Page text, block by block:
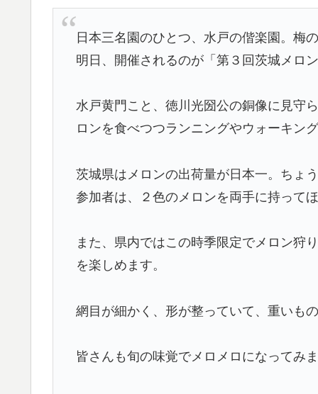
日本三名園のひとつ、水戸の偕楽園。梅
明日、開催されるのが「第３回茨城メロ
水戸黄門こと、徳川光圀公の銅像に見守
ロンを食べつつランニングやウォーキン
茨城県はメロンの出荷量が日本一。ちょ
参加者は、２色のメロンを両手に持って
また、県内ではこの時季限定でメロン狩
を楽しめます。
網目が細かく、形が整っていて、重いも
皆さんも旬の味覚でメロメロになってみ